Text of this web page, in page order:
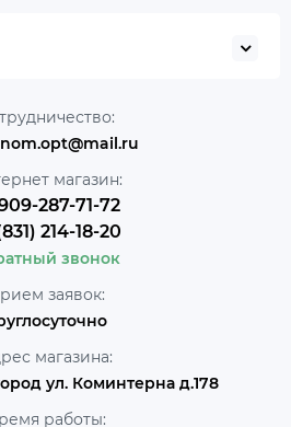
магазин:
287-71-72
214-18-20
звонок
заявок:
магазина:
ул. Коминтерна д.178
работы: